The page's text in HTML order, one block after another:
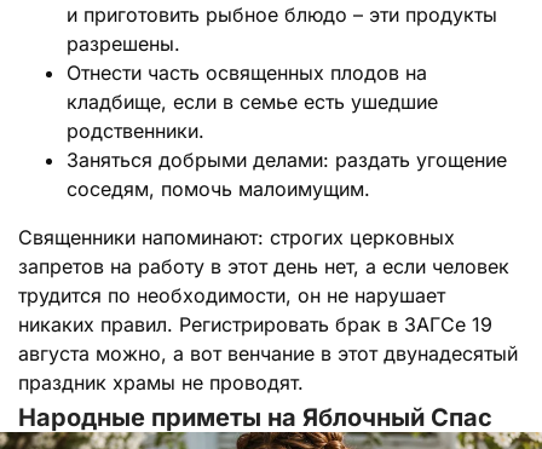
и приготовить рыбное блюдо – эти продукты
разрешены.
Отнести часть освященных плодов на
кладбище, если в семье есть ушедшие
родственники.
Заняться добрыми делами: раздать угощение
соседям, помочь малоимущим.
Священники напоминают: строгих церковных
запретов на работу в этот день нет, а если человек
трудится по необходимости, он не нарушает
никаких правил. Регистрировать брак в ЗАГСе 19
августа можно, а вот венчание в этот двунадесятый
праздник храмы не проводят.
Народные приметы на Яблочный Спас